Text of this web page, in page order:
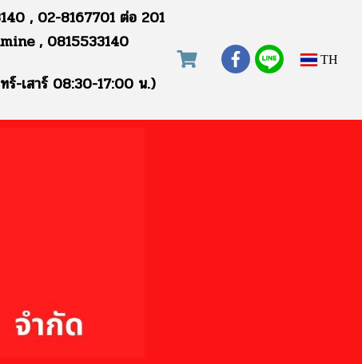
, 02-8167701 ต่อ 201
, 0815533140
ร์-เสาร์ 08:30-17:00 น.)
TH